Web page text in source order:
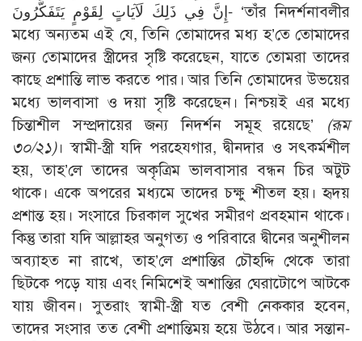
إِنَّ فِي ذَلِكَ لَآيَاتٍ لِقَوْمٍ يَتَفَكَّرُونَ- ‘তাঁর নিদর্শনাবলীর
মধ্যে অন্যতম এই যে, তিনি তোমাদের মধ্য হ’তে তোমাদের
জন্য তোমাদের স্ত্রীদের সৃষ্টি করেছেন, যাতে তোমরা তাদের
কাছে প্রশান্তি লাভ করতে পার। আর তিনি তোমাদের উভয়ের
মধ্যে ভালবাসা ও দয়া সৃষ্টি করেছেন। নিশ্চয়ই এর মধ্যে
চিন্তাশীল সম্প্রদায়ের জন্য নিদর্শন সমূহ রয়েছে’ (রূম
৩০/২১)। স্বামী-স্ত্রী যদি পরহেযগার, দ্বীনদার ও সৎকর্মশীল
হয়, তাহ’লে তাদের অকৃত্রিম ভালবাসার বন্ধন চির অটুট
থাকে। একে অপরের মধ্যমে তাদের চক্ষু শীতল হয়। হৃদয়
প্রশান্ত হয়। সংসারে চিরকাল সুখের সমীরণ প্রবহমান থাকে।
কিন্তু তারা যদি আল্লাহর অনুগত্য ও পরিবারে দ্বীনের অনুশীলন
অব্যাহত না রাখে, তাহ’লে প্রশান্তির চৌহদ্দি থেকে তারা
ছিটকে পড়ে যায় এবং নিমিশেই অশান্তির ঘেরাটোপে আটকে
যায় জীবন। সুতরাং স্বামী-স্ত্রী যত বেশী নেককার হবেন,
তাদের সংসার তত বেশী প্রশান্তিময় হয়ে উঠবে। আর সন্তান-